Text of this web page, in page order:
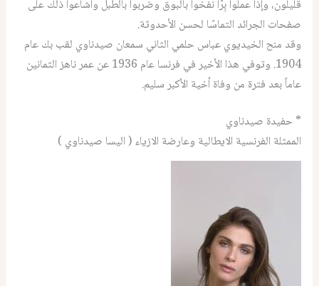
قليلون، وإذا عملوا بِرًّا نفخوا بالبوق وضربوا بالطبل وأشاعوا ذلك على
صفحات الجرائد التماسًا لحسن الأحدوثة.
وقد منح الخيديوي عباس حلمي الثاني سمعان صيدناوي لقب بك عام
1904. وتوفي هذا الأخير في فرنسا عام 1936 عن عمر ناهز الثمانين
عاماً بعد فترة من وفاة أخية الأكبر سليم.
* حفيدة صيدناوي
الممثلة الفرنسية الايطالية وعارضة الازياء ( اليسا صيدناوي )